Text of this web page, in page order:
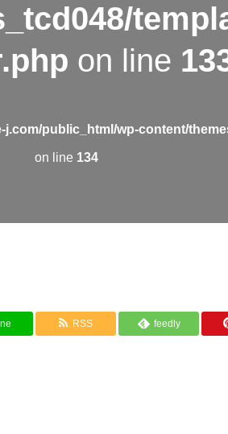
on line
j.com/public_html/wp-content/
on line 134
RSS feedly